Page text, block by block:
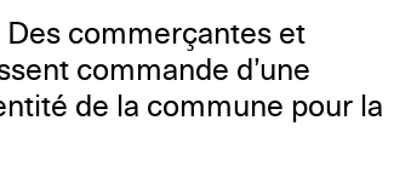
commerçantes et
commande d’une
de la commune pour la